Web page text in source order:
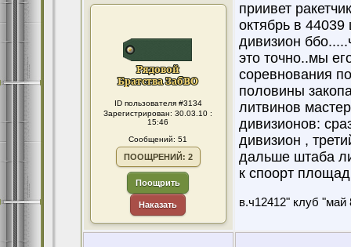
ID пользователя #3134
Зарегистрирован: 30.03.10 :
15:46
Сообщений: 51
ПООЩРЕНИЙ: 2
Поощрить
Наказать
приивет
октябрь в
дивизион
это точно..мы
соревнования
половины
литвинов
дивизионов:
дивизион ,
дальше штаба
к споорт
в.ч12412" клуб "май